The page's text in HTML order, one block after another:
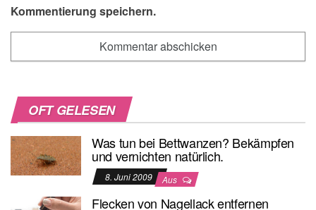
Kommentierung speichern.
OFT GELESEN
Was tun bei Bettwanzen? Bekämpfen
und vernichten natürlich.
8. Juni 2009 Aus
Flecken von Nagellack entfernen